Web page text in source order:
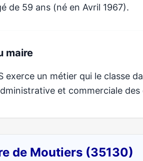
de 59 ans (né en Avril 1967).
maire
exerce un métier qui le classe
et commerciale des
de Moutiers (35130)